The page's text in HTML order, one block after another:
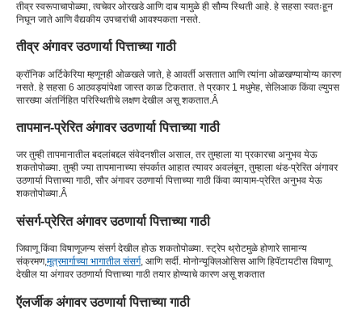
तीव्र स्वरूपाचापोळ्या, त्वचेवर ओरखडे आणि दाब यामुळे ही सौम्य स्थिती आहे. हे सहसा स्वतःहून
निघून जाते आणि वैद्यकीय उपचारांची आवश्यकता नसते.
तीव्र अंगावर उठणार्या पित्ताच्या गाठी
क्रॉनिक अर्टिकेरिया म्हणूनही ओळखले जाते, हे आवर्ती असतात आणि त्यांना ओळखण्यायोग्य कारण
नसते. हे सहसा 6 आठवड्यांपेक्षा जास्त काळ टिकतात. ते प्रकार 1 मधुमेह, सेलिआक किंवा ल्युपस
सारख्या अंतर्निहित परिस्थितीचे लक्षण देखील असू शकतात.Â
तापमान-प्रेरित अंगावर उठणार्या पित्ताच्या गाठी
जर तुम्ही तापमानातील बदलांबद्दल संवेदनशील असाल, तर तुम्हाला या प्रकारचा अनुभव येऊ
शकतोपोळ्या. तुम्ही ज्या तापमानाच्या संपर्कात आहात त्यावर अवलंबून, तुम्हाला थंड-प्रेरित अंगावर
उठणार्या पित्ताच्या गाठी, सौर अंगावर उठणार्या पित्ताच्या गाठी किंवा व्यायाम-प्रेरित अनुभव येऊ
शकतोपोळ्या.Â
संसर्ग-प्रेरित अंगावर उठणार्या पित्ताच्या गाठी
जिवाणू किंवा विषाणूजन्य संसर्ग देखील होऊ शकतोपोळ्या. स्ट्रेप थ्रोटमुळे होणारे सामान्य
संक्रमण,मूत्रमार्गाच्या भागातील संसर्ग, आणि सर्दी. मोनोन्यूक्लिओसिस आणि हिपॅटायटीस विषाणू
देखील या अंगावर उठणार्या पित्ताच्या गाठी तयार होण्याचे कारण असू शकतात
ऍलर्जीक अंगावर उठणार्या पित्ताच्या गाठी